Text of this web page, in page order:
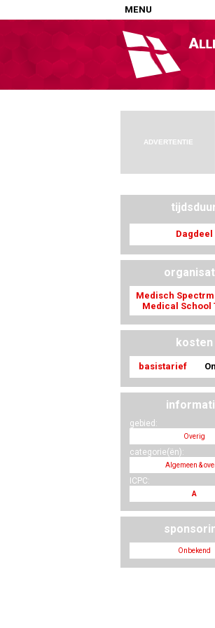
MENU
Home
Nascholingen
Nascholingen
Nascholing
Zoek op kaart
Registreren
Inloggen
Info
ADVERTENTIE
Dagdeel
Medisch
Medical School
kosten
basistarief
gebied:
Overig
categorie(ën):
Algemeen &
ICPC:
A
Onbekend